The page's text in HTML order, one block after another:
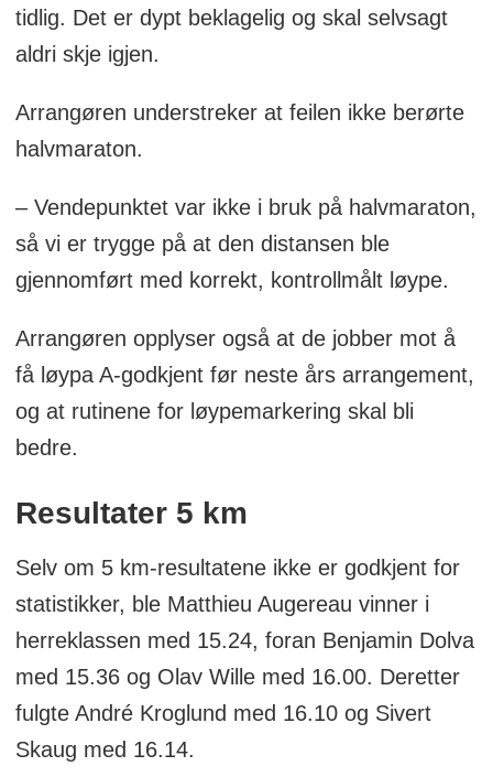
tidlig. Det er dypt beklagelig og skal selvsagt
aldri skje igjen.
Arrangøren understreker at feilen ikke berørte
halvmaraton.
– Vendepunktet var ikke i bruk på halvmaraton,
så vi er trygge på at den distansen ble
gjennomført med korrekt, kontrollmålt løype.
Arrangøren opplyser også at de jobber mot å
få løypa A-godkjent før neste års arrangement,
og at rutinene for løypemarkering skal bli
bedre.
Resultater 5 km
Selv om 5 km-resultatene ikke er godkjent for
statistikker, ble Matthieu Augereau vinner i
herreklassen med 15.24, foran Benjamin Dolva
med 15.36 og Olav Wille med 16.00. Deretter
fulgte André Kroglund med 16.10 og Sivert
Skaug med 16.14.